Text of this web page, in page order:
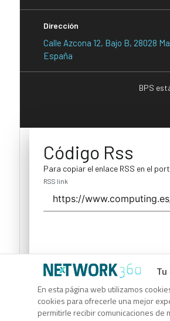
En esta página web utilizamos
cookies para ofrecerle una mejor
permitirle recibir comunicaciones de
Dirección
Calle Azcona 12, Bajo B, 28028
España
BPS
Código Rss
Para copiar el enlace RSS en el
RSS link
Código Rss
Para copiar el enlace RSS en el